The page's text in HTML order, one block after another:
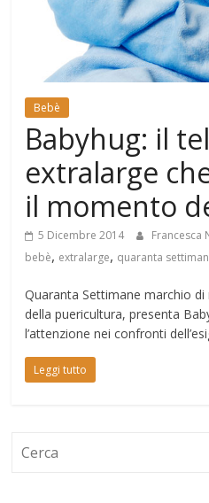
Mondo
Bebè
Babyhug: il
extralarge
il momento
5 Dicembre 2014 Francesca
bebè, extralarge, quaranta
Quaranta Settimane marchio
della puericultura, presenta
l’attenzione nei confronti
Leggi tutto